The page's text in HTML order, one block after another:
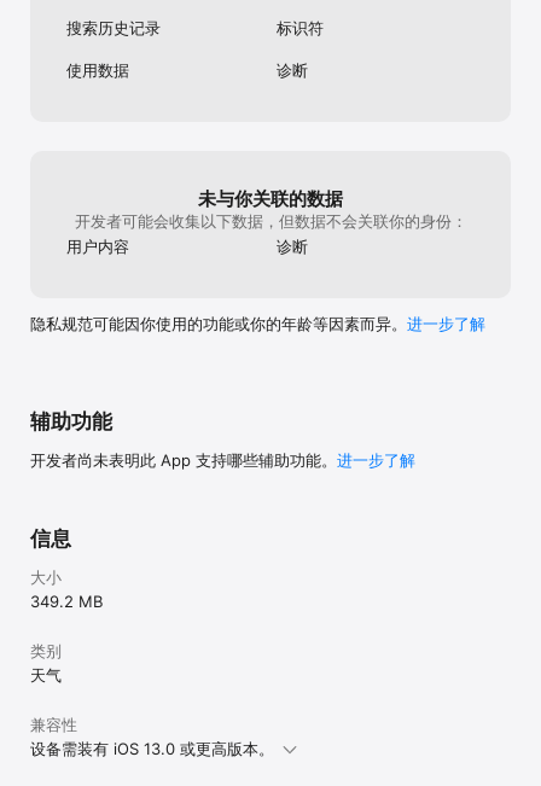
搜索历史记录 标识符
使用数据 诊断
未与你关联的数据
开发者可能会收集以下数据，但数据不会关联你的身份：
用户内容
诊断
隐私规范可能因你使用的功能或你的年龄等因素而异。 进一步了解
辅助功能
开发者尚未表明此 App 支持哪些辅助功能。 进一步了解
信息
大小
349.2 MB
类别
天气
兼容性
设备需装有 iOS 13.0 或更高版本。